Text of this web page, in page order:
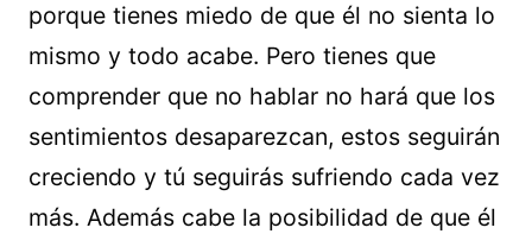
porque tienes miedo de que él no sienta lo
mismo y todo acabe. Pero tienes que
comprender que no hablar no hará que los
sentimientos desaparezcan, estos seguirán
creciendo y tú seguirás sufriendo cada vez
más. Además cabe la posibilidad de que él